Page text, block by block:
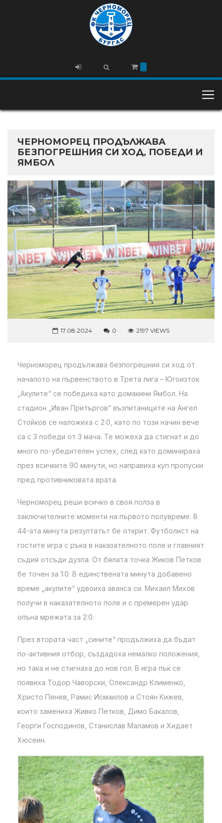
ЧЕРНОМОРЕЦ ПРОДЪЛЖАВА
БЕЗПОГРЕШНИЯ СИ ХОД, ПОБЕДИ И
ЯМБОЛ
17.08.2024 0 2197 VIEWS
Черноморец продължава безпогрешния си ход от
началото на първенството в Трета лига – Югоизток.
„Акулите“ се победиха като домакини Ямбол. На
стадион „Иван Притъргов“ възпитаниците на Ангел
Стойков се наложиха с 2:0, като по този начин вече
са с 3 победи от 3 мача. Те можеха да стигнат и до
много по-убедителен успех, след като доминираха
през всичките 90 минути, но направиха куп пропуски
пред противниковата врата.
Черноморец реши всичко в своя полза в
заключителните моменти на първото полувреме. В
44-ата минута резултатът бе открит. Футболист на
гостите игра с ръка в наказателното поле и главният
съдия отсъди дузпа. От бялата точка Жиков Петков
бе точен за 1:0. В единствената минута добавено
време „акулите“ удвоиха аванса си. Михаил Михов
получи в наказателното поле и с премерен удар
опъна мрежата за 2:0.
През втората част „сините“ продължиха да бъдат
по-активния отбор, създадоха немалко положения,
но така и не стигнаха до нов гол. В игра пък се
появиха Тодор Чаворски, Олександр Клименко,
Христо Пенев, Рамис Исмаилов и Стоян Кижев,
които замениха Живко Петков, Димо Бакалов,
Георги Господинов, Станислав Маламов и Хидает
Хюсеин.